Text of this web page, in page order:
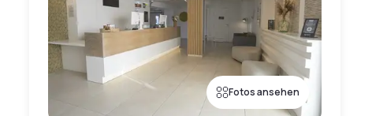
Fotos ansehen